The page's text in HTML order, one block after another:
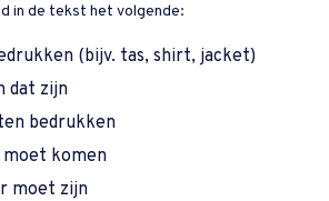
in de tekst het volgende:
(bijv. tas, shirt, jacket)
dat zijn
bedrukken
komen
moet zijn